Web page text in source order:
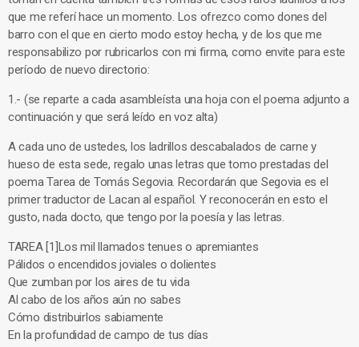
que me referí hace un momento. Los ofrezco como dones del
barro con el que en cierto modo estoy hecha, y de los que me
responsabilizo por rubricarlos con mi firma, como envite para este
período de nuevo directorio:
1.- (se reparte a cada asambleísta una hoja con el poema adjunto a
continuación y que será leído en voz alta)
A cada uno de ustedes, los ladrillos descabalados de carne y
hueso de esta sede, regalo unas letras que tomo prestadas del
poema Tarea de Tomás Segovia. Recordarán que Segovia es el
primer traductor de Lacan al español. Y reconocerán en esto el
gusto, nada docto, que tengo por la poesía y las letras.
TAREA [1]Los mil llamados tenues o apremiantes
Pálidos o encendidos joviales o dolientes
Que zumban por los aires de tu vida
Al cabo de los años aún no sabes
Cómo distribuirlos sabiamente
En la profundidad de campo de tus días